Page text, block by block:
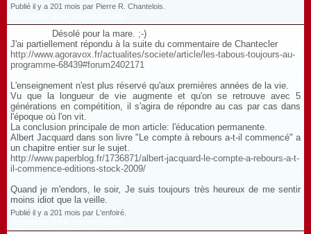
Publié il y a 201 mois par Pierre R. Chantelois.
Désolé pour la mare. ;-)
J'ai partiellement répondu à la suite du commentaire de Chantecler
http://www.agoravox.fr/actualites/societe/article/les-tabous-toujours-au-
programme-68439#forum2402171
L'enseignement n'est plus réservé qu'aux premières années de la vie.
Vu que la longueur de vie augmente et qu'on se retrouve avec 5
générations en compétition, il s'agira de répondre au cas par cas dans
l'époque où l'on vit.
La conclusion principale de mon article: l'éducation permanente.
Albert Jacquard dans son livre "Le compte à rebours a-t-il commencé" a
un chapitre entier sur le sujet.
http://www.paperblog.fr/1736871/albert-jacquard-le-compte-a-rebours-a-t-
il-commence-editions-stock-2009/
Quand je m'endors, le soir, Je suis toujours très heureux de me sentir
moins idiot que la veille.
Publié il y a 201 mois par L'enfoiré.